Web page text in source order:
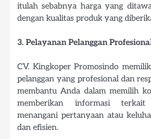
itulah sebabnya harga yang
dengan kualitas produk yang
3. Pelayanan Pelanggan
CV. Kingkoper Promosindo
pelanggan yang profesional dan
membantu Anda dalam memilih
memberikan informasi
menangani pertanyaan atau
dan efisien.